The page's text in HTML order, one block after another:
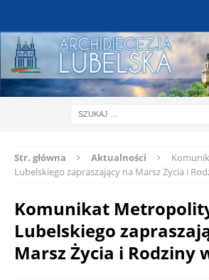
Str. główna Aktualności
Lubelskiego zapraszający na Marsz Życia i
Komunikat
Lubelskiego
Marsz Życia i Rodziny